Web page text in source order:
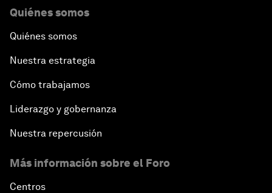
Quiénes somos
Quiénes somos
Nuestra estrategia
Cómo trabajamos
Liderazgo y gobernanza
Nuestra repercusión
Más información sobre el Foro
Centros